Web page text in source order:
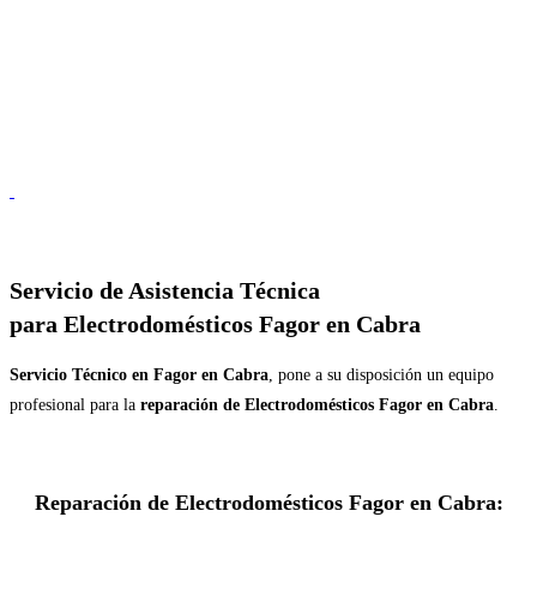
Servicio de Asistencia Técnica
para Electrodomésticos Fagor en Cabra
Servicio Técnico en Fagor en Cabra, pone a su disposición un equipo
profesional para la reparación de Electrodomésticos Fagor en Cabra.
Reparación de Electrodomésticos Fagor en Cabra: